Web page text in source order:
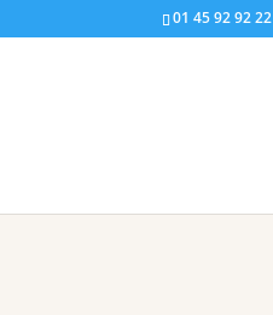
01 45 92 92 22